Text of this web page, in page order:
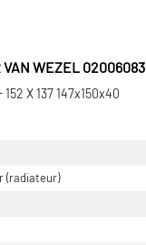
VAN WEZEL 02006083
X 137 147x150x40
(radiateur)